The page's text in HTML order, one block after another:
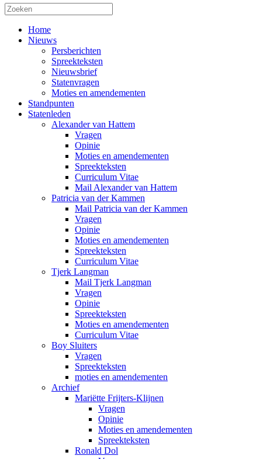
Home
Nieuws
Persberichten
Spreekteksten
Nieuwsbrief
Statenvragen
Moties en amendementen
Standpunten
Statenleden
Alexander van Hattem
Vragen
Opinie
Moties en amendementen
Spreekteksten
Curriculum Vitae
Mail Alexander van Hattem
Patricia van der Kammen
Mail Patricia van der Kammen
Vragen
Opinie
Moties en amendementen
Spreekteksten
Curriculum Vitae
Tjerk Langman
Mail Tjerk Langman
Vragen
Opinie
Spreekteksten
Moties en amendementen
Curriculum Vitae
Boy Sluiters
Vragen
Spreekteksten
moties en amendementen
Archief
Mariëtte Frijters-Klijnen
Vragen
Opinie
Moties en amendementen
Spreekteksten
Ronald Dol